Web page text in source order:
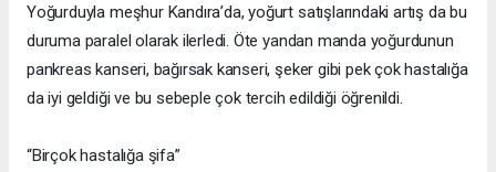
Yoğurduyla meşhur Kandıra’da, yoğurt satışlarındaki artış da bu
duruma paralel olarak ilerledi. Öte yandan manda yoğurdunun
pankreas kanseri, bağırsak kanseri, şeker gibi pek çok hastalığa
da iyi geldiği ve bu sebeple çok tercih edildiği öğrenildi.
“Birçok hastalığa şifa”